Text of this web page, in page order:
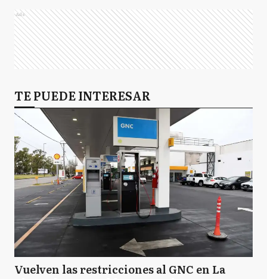
Ads
TE PUEDE INTERESAR
Vuelven las restricciones al GNC en La